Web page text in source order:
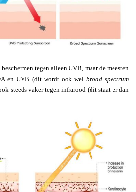
tegen alleen UVB, maar de meesten
en UVB (dit wordt ook wel broad spectrum
steeds vaker tegen infrarood (dit staat er dan